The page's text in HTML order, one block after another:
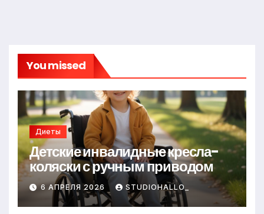
You missed
Диеты
Детские инвалидные кресла-
коляски с ручным приводом
6 АПРЕЛЯ 2026 STUDIOHALLO_